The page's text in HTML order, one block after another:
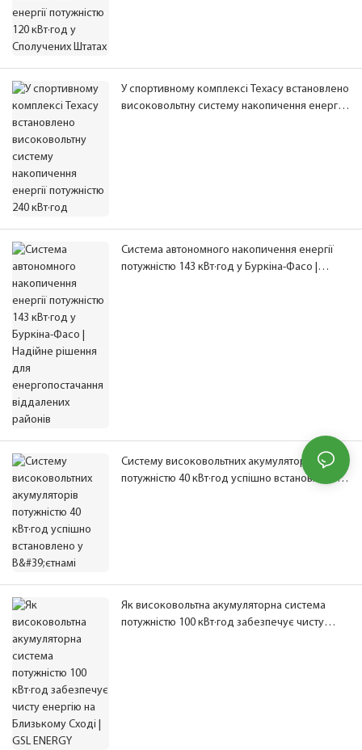
У спортивному комплексі Техасу встановлено
високовольтну систему накопичення енергії
Система автономного накопичення енергії
потужністю 143 кВт·год у Буркіна-Фасо |
Систему високовольтних акумуляторів
потужністю 40 кВт·год успішно встановлено у
Як високовольтна акумуляторна система
потужністю 100 кВт·год забезпечує чисту